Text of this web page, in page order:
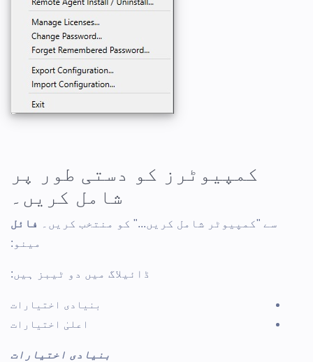
کمپیوٹرز کو دستی طور پر
شامل کریں۔
سے "کمپیوٹر شامل کریں..." کو منتخب کریں۔
فائل
مینو:
ڈائیلاگ میں دو ٹیبز ہیں:
بنیادی اختیارات
اعلیٰ اختیارات
بنیادی اختیارات